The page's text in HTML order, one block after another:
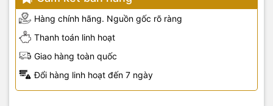
Hàng chính hãng. Nguồn gốc rõ ràng
Thanh toán linh hoạt
Giao hàng toàn quốc
Đổi hàng linh hoạt đến 7 ngày